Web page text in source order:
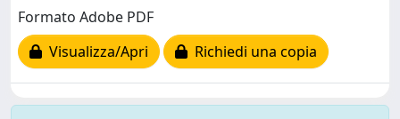
Formato Adobe PDF
Visualizza/Apri
Richiedi una copia